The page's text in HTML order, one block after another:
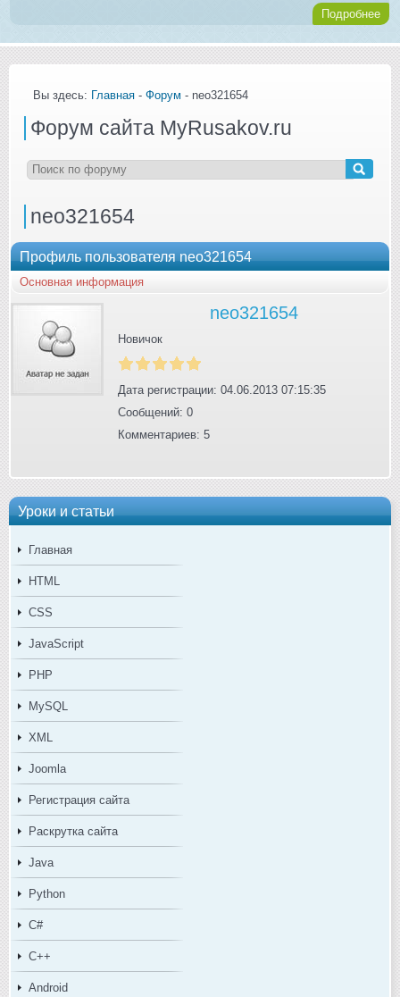
Подробнее
Уроки и статьи
Главная
HTML
CSS
JavaScript
PHP
MySQL
XML
Joomla
Регистрация сайта
Раскрутка сайта
Java
Python
C#
C++
Android
Вы здесь: Главная - Форум - neo321654
Форум сайта MyRusakov.ru
neo321654
Профиль пользователя neo321654
Основная информация
neo321654
Новичок
Дата регистрации: 04.06.2013 07:15:35
Сообщений: 0
Комментариев: 5